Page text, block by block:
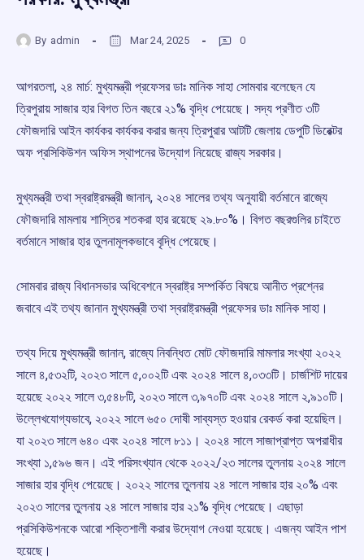
By admin Mar 24, 2025 0
আগরতলা, ২৪ মার্চ: মুখ্যমন্ত্রী প্রফেসর ডাঃ মানিক সাহা সোমবার বলেছেন যে
ত্রিপুরায় সাজার হার বিগত তিন বছরে ২১% বৃদ্ধি পেয়েছে। সদ্য প্রণীত ৩টি
ফৌজদারি আইন কার্যকর কার্যকর করার জন্য ত্রিপুরার আটটি জেলায় ডেপুটি ডিরেক্টর
অফ প্রসিকিউশন অফিস স্থাপনের উদ্যোগ নিয়েছে রাজ্য সরকার।
মুখ্যমন্ত্রী তথা স্বরাষ্ট্রমন্ত্রী জানান, ২০২৪ সালের তথ্য অনুযায়ী বর্তমানে রাজ্যে
ফৌজদারি মামলায় শাস্তির শতকরা হার রয়েছে ২৯.৮০%। বিগত বছরগুলির চাইতে
বর্তমানে সাজার হার তুলনামূলকভাবে বৃদ্ধি পেয়েছে।
সোমবার রাজ্য বিধানসভার অধিবেশনে স্বরাষ্ট্র সম্পর্কিত বিষয়ে আনীত প্রশ্নের
জবাবে এই তথ্য জানান মুখ্যমন্ত্রী তথা স্বরাষ্ট্রমন্ত্রী প্রফেসর ডাঃ মানিক সাহা।
তথ্য দিয়ে মুখ্যমন্ত্রী জানান, রাজ্যে নিবন্ধিত মোট ফৌজদারি মামলার সংখ্যা ২০২২
সালে ৪,৫৩২টি, ২০২৩ সালে ৫,০০২টি এবং ২০২৪ সালে ৪,০৩৩টি। চার্জশিট দায়ের
হয়েছে ২০২২ সালে ৩,৫৪৮টি, ২০২৩ সালে ৩,৯৭০টি এবং ২০২৪ সালে ২,৯১০টি।
উল্লেখযোগ্যভাবে, ২০২২ সালে ৬৫০ দোষী সাব্যস্ত হওয়ার রেকর্ড করা হয়েছিল।
যা ২০২৩ সালে ৬৪০ এবং ২০২৪ সালে ৮১১। ২০২৪ সালে সাজাপ্রাপ্ত অপরাধীর
সংখ্যা ১,৫৯৬ জন। এই পরিসংখ্যান থেকে ২০২২/২৩ সালের তুলনায় ২০২৪ সালে
সাজার হার বৃদ্ধি পেয়েছে। ২০২২ সালের তুলনায় ২৪ সালে সাজার হার ২০% এবং
২০২৩ সালের তুলনায় ২৪ সালে সাজার হার ২১% বৃদ্ধি পেয়েছে। এছাড়া
প্রসিকিউশনকে আরো শক্তিশালী করার উদ্যোগ নেওয়া হয়েছে। এজন্য আইন পাশ
হয়েছে।